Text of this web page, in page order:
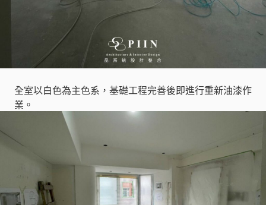
全室以白色為主色系，基礎工程完善後即進行重新油漆作
業。